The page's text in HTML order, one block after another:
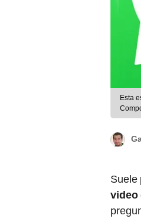
Esta
Suele
video